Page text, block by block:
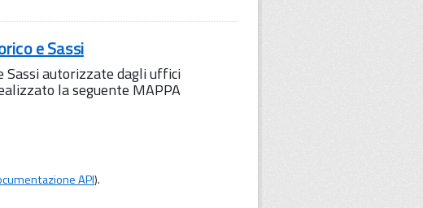
e Sassi
Sassi autorizzate dagli uffici
la seguente MAPPA
API).